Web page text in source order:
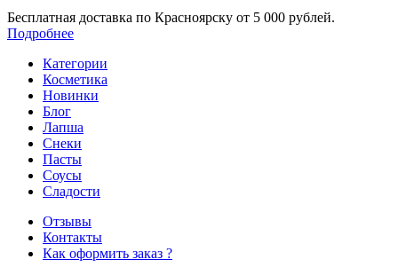
Бесплатная доставка по Красноярску от 5 000 рублей.
Подробнее
Категории
Косметика
Новинки
Блог
Лапша
Снеки
Пасты
Соусы
Сладости
Отзывы
Контакты
Как оформить заказ ?